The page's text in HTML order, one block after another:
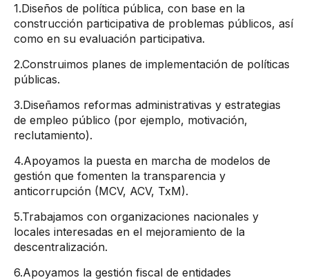
1.Diseños de política pública, con base en la
construcción participativa de problemas públicos, así
como en su evaluación participativa.
2.Construimos planes de implementación de políticas
públicas.
3.Diseñamos reformas administrativas y estrategias
de empleo público (por ejemplo, motivación,
reclutamiento).
4.Apoyamos la puesta en marcha de modelos de
gestión que fomenten la transparencia y
anticorrupción (MCV, ACV, TxM).
5.Trabajamos con organizaciones nacionales y
locales interesadas en el mejoramiento de la
descentralización.
6.Apoyamos la gestión fiscal de entidades